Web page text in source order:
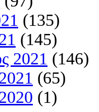
(135)
(145)
2021 (146)
(65)
(1)